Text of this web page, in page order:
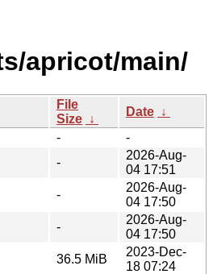
apricot/main/
File
Size ↓
Date ↓
-
-
-
2026-Aug-
04 17:51
-
2026-Aug-
04 17:50
-
2026-Aug-
04 17:50
36.5 MiB
2023-Dec-
18 07:24